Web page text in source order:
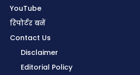
YouTube
रिपोर्टर बनें
Contact Us
Disclaimer
Editorial Policy